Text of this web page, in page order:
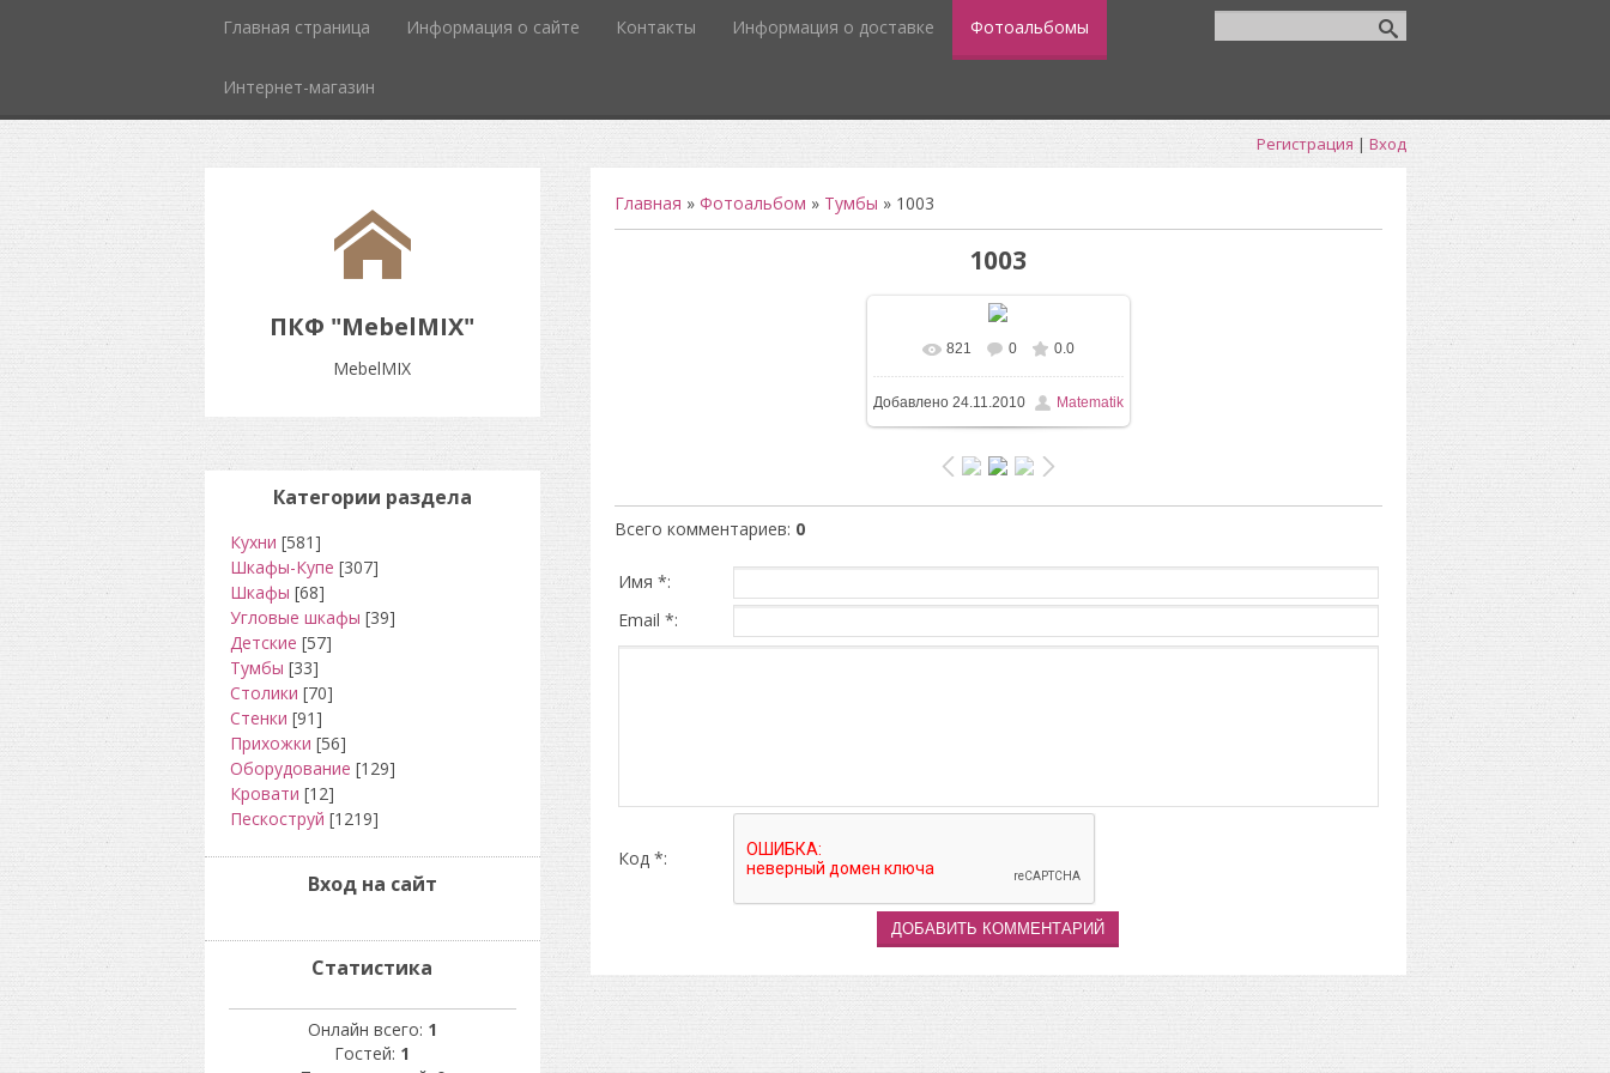
Главная страница Информация о сайте Контакты Информация о доставке Фотоальбомы
Интернет-магазин
Регистрация | Вход
ПКФ "MebelMIX"
MebelMIX
Главная » Фотоальбом » Тумбы » 1003
1003
В реальном размере 384x512
/ 144.8Kb
821 0 0.0
Добавлено24.11.2010 Matematik
Всего комментариев: 0
Имя *:
Email *:
Код *:
Категории раздела
Кухни [581]
Шкафы-Купе [307]
Шкафы [68]
Угловые шкафы [39]
Детские [57]
Тумбы [33]
Столики [70]
Стенки [91]
Прихожки [56]
Оборудование [129]
Кровати [12]
Пескоструй [1219]
Вход на сайт
Статистика
Онлайн всего: 1
Гостей: 1